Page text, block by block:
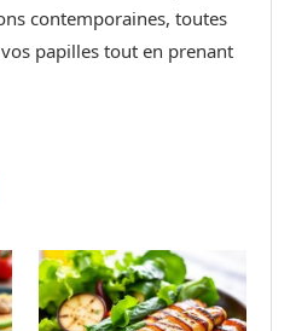
contemporaines, toutes
papilles tout en prenant